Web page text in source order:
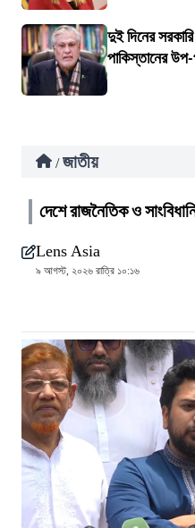
দুই দিনের
পাকিস্তানের উপ-
/ জাতীয়
দেশে রাজনৈতিক ও
Lens Asia
৯ আগস্ট, ২০২৬ রাত্রি ১০:১৬